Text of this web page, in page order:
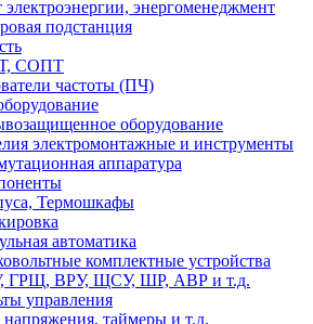
электроэнергии, энергоменеджмент
подстанция
СОПТ
частоты (ПЧ)
оборудование
электромонтажные и инструменты
аппаратура
Термошкафы
автоматика
комплектные устройства
ГРЩ, ВРУ, ЩСУ, ШР, АВР и т.д.
управления
напряжения, таймеры и т.д.